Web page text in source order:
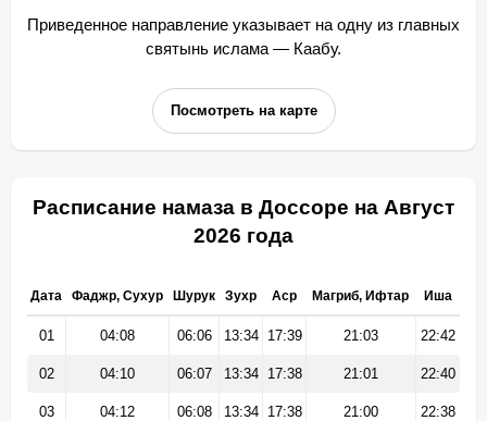
Приведенное направление указывает на одну из главных
святынь ислама — Каабу.
Посмотреть на карте
Расписание намаза в Доссоре на Август
2026 года
Дата Фаджр, Сухур Шурук Зухр Аср Магриб, Ифтар Иша
01 04:08 06:06 13:34 17:39 21:03 22:42
02 04:10 06:07 13:34 17:38 21:01 22:40
03 04:12 06:08 13:34 17:38 21:00 22:38